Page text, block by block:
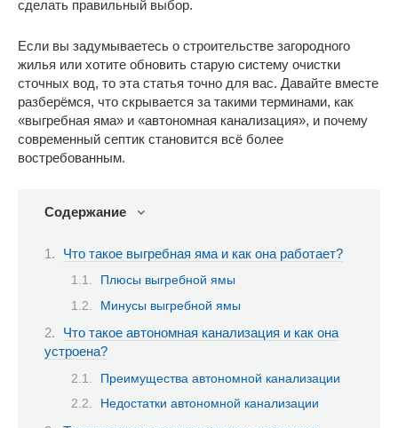
сделать правильный выбор.
Если вы задумываетесь о строительстве загородного
жилья или хотите обновить старую систему очистки
сточных вод, то эта статья точно для вас. Давайте вместе
разберёмся, что скрывается за такими терминами, как
«выгребная яма» и «автономная канализация», и почему
современный септик становится всё более
востребованным.
Содержание
Что такое выгребная яма и как она работает?
Плюсы выгребной ямы
Минусы выгребной ямы
Что такое автономная канализация и как она
устроена?
Преимущества автономной канализации
Недостатки автономной канализации